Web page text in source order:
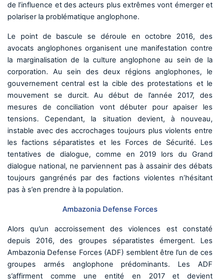
de l’influence et des acteurs plus extrêmes vont émerger et
polariser la problématique anglophone.
Le point de bascule se déroule en octobre 2016, des
avocats anglophones organisent une manifestation contre
la marginalisation de la culture anglophone au sein de la
corporation. Au sein des deux régions anglophones, le
gouvernement central est la cible des protestations et le
mouvement se durcit. Au début de l’année 2017, des
mesures de conciliation vont débuter pour apaiser les
tensions. Cependant, la situation devient, à nouveau,
instable avec des accrochages toujours plus violents entre
les factions séparatistes et les Forces de Sécurité. Les
tentatives de dialogue, comme en 2019 lors du Grand
dialogue national, ne parviennent pas à assainir des débats
toujours gangrénés par des factions violentes n’hésitant
pas à s’en prendre à la population.
Ambazonia Defense Forces
Alors qu’un accroissement des violences est constaté
depuis 2016, des groupes séparatistes émergent. Les
Ambazonia Defense Forces (ADF) semblent être l’un de ces
groupes armés anglophone prédominants. Les ADF
s’affirment comme une entité en 2017 et devient